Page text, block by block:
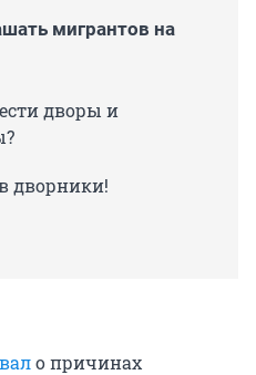
мигрантов на
дворы и
дворники!
о причинах